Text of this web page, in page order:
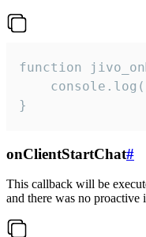
function
}
onClientStartChat#
This callback will be
and there was no proactive